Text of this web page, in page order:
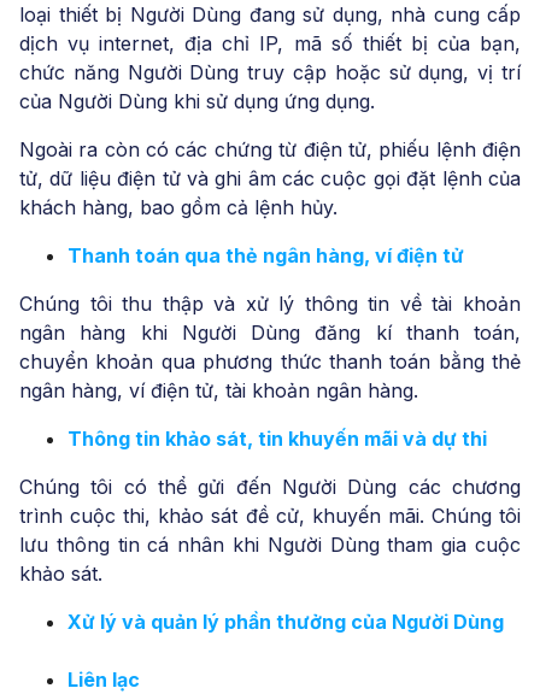
loại thiết bị Người Dùng đang sử dụng, nhà cung cấp
dịch vụ internet, địa chỉ IP, mã số thiết bị của bạn,
chức năng Người Dùng truy cập hoặc sử dụng, vị trí
của Người Dùng khi sử dụng ứng dụng.
Ngoài ra còn có các chứng từ điện tử, phiếu lệnh điện
tử, dữ liệu điện tử và ghi âm các cuộc gọi đặt lệnh của
khách hàng, bao gồm cả lệnh hủy.
Thanh toán qua thẻ ngân hàng, ví điện tử
Chúng tôi thu thập và xử lý thông tin về tài khoản
ngân hàng khi Người Dùng đăng kí thanh toán,
chuyển khoản qua phương thức thanh toán bằng thẻ
ngân hàng, ví điện tử, tài khoản ngân hàng.
Thông tin khảo sát, tin khuyến mãi và dự thi
Chúng tôi có thể gửi đến Người Dùng các chương
trình cuộc thi, khảo sát đề cử, khuyến mãi. Chúng tôi
lưu thông tin cá nhân khi Người Dùng tham gia cuộc
khảo sát.
Xử lý và quản lý phần thưởng của Người Dùng
Liên lạc